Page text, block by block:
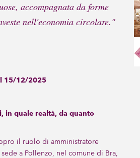
accompagnata da forme
nell'economia circolare."
15/12/2025
in quale realtà, da quanto
il ruolo di amministratore
a Pollenzo, nel comune di Bra,